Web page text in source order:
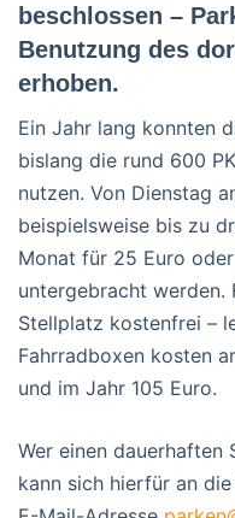
beschlossen –
Benutzung des
erhoben.
Ein Jahr lang konnten
bislang die rund 600
nutzen. Von Dienstag
beispielsweise bis zu
Monat für 25 Euro
untergebracht werden.
Stellplatz kostenfrei –
Fahrradboxen kosten
und im Jahr 105 Euro.
Wer einen dauerhaften
kann sich hierfür an